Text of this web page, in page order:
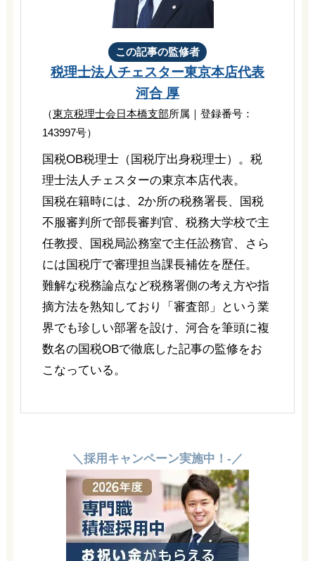
この記事の監修者
税理士法人チェスター東京本店代表
河合 厚
（東京税理士会日本橋支部所属｜登録番号：
143997号）
国税OB税理士（国税庁出身税理士）。税
理士法人チェスターの東京本店代表。
国税在籍時には、2か所の税務署長、国税
不服審判所で部長審判官、税務大学校で主
任教授、国税局訟務室で主任訟務官、さら
には国税庁で審理担当課長補佐を歴任。
難解な税務論点など税務署側の考え方や指
摘方法を熟知しており「審査部」という業
界でも珍しい部署を設け、河合を筆頭に複
数名の国税OBで徹底した記事の監修をお
こなっている。
＼採用キャンペーン実施中！-／